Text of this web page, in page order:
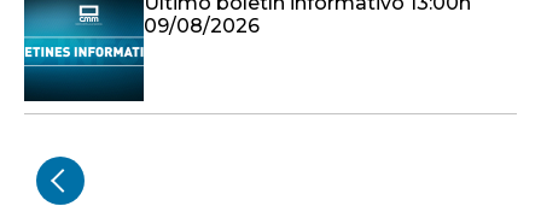
09/08/2026